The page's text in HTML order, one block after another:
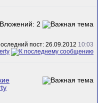
пост: 26.09.2012 10:03